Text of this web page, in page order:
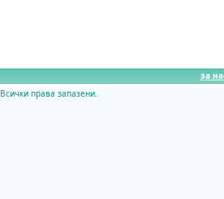
за
Всички права запазени.